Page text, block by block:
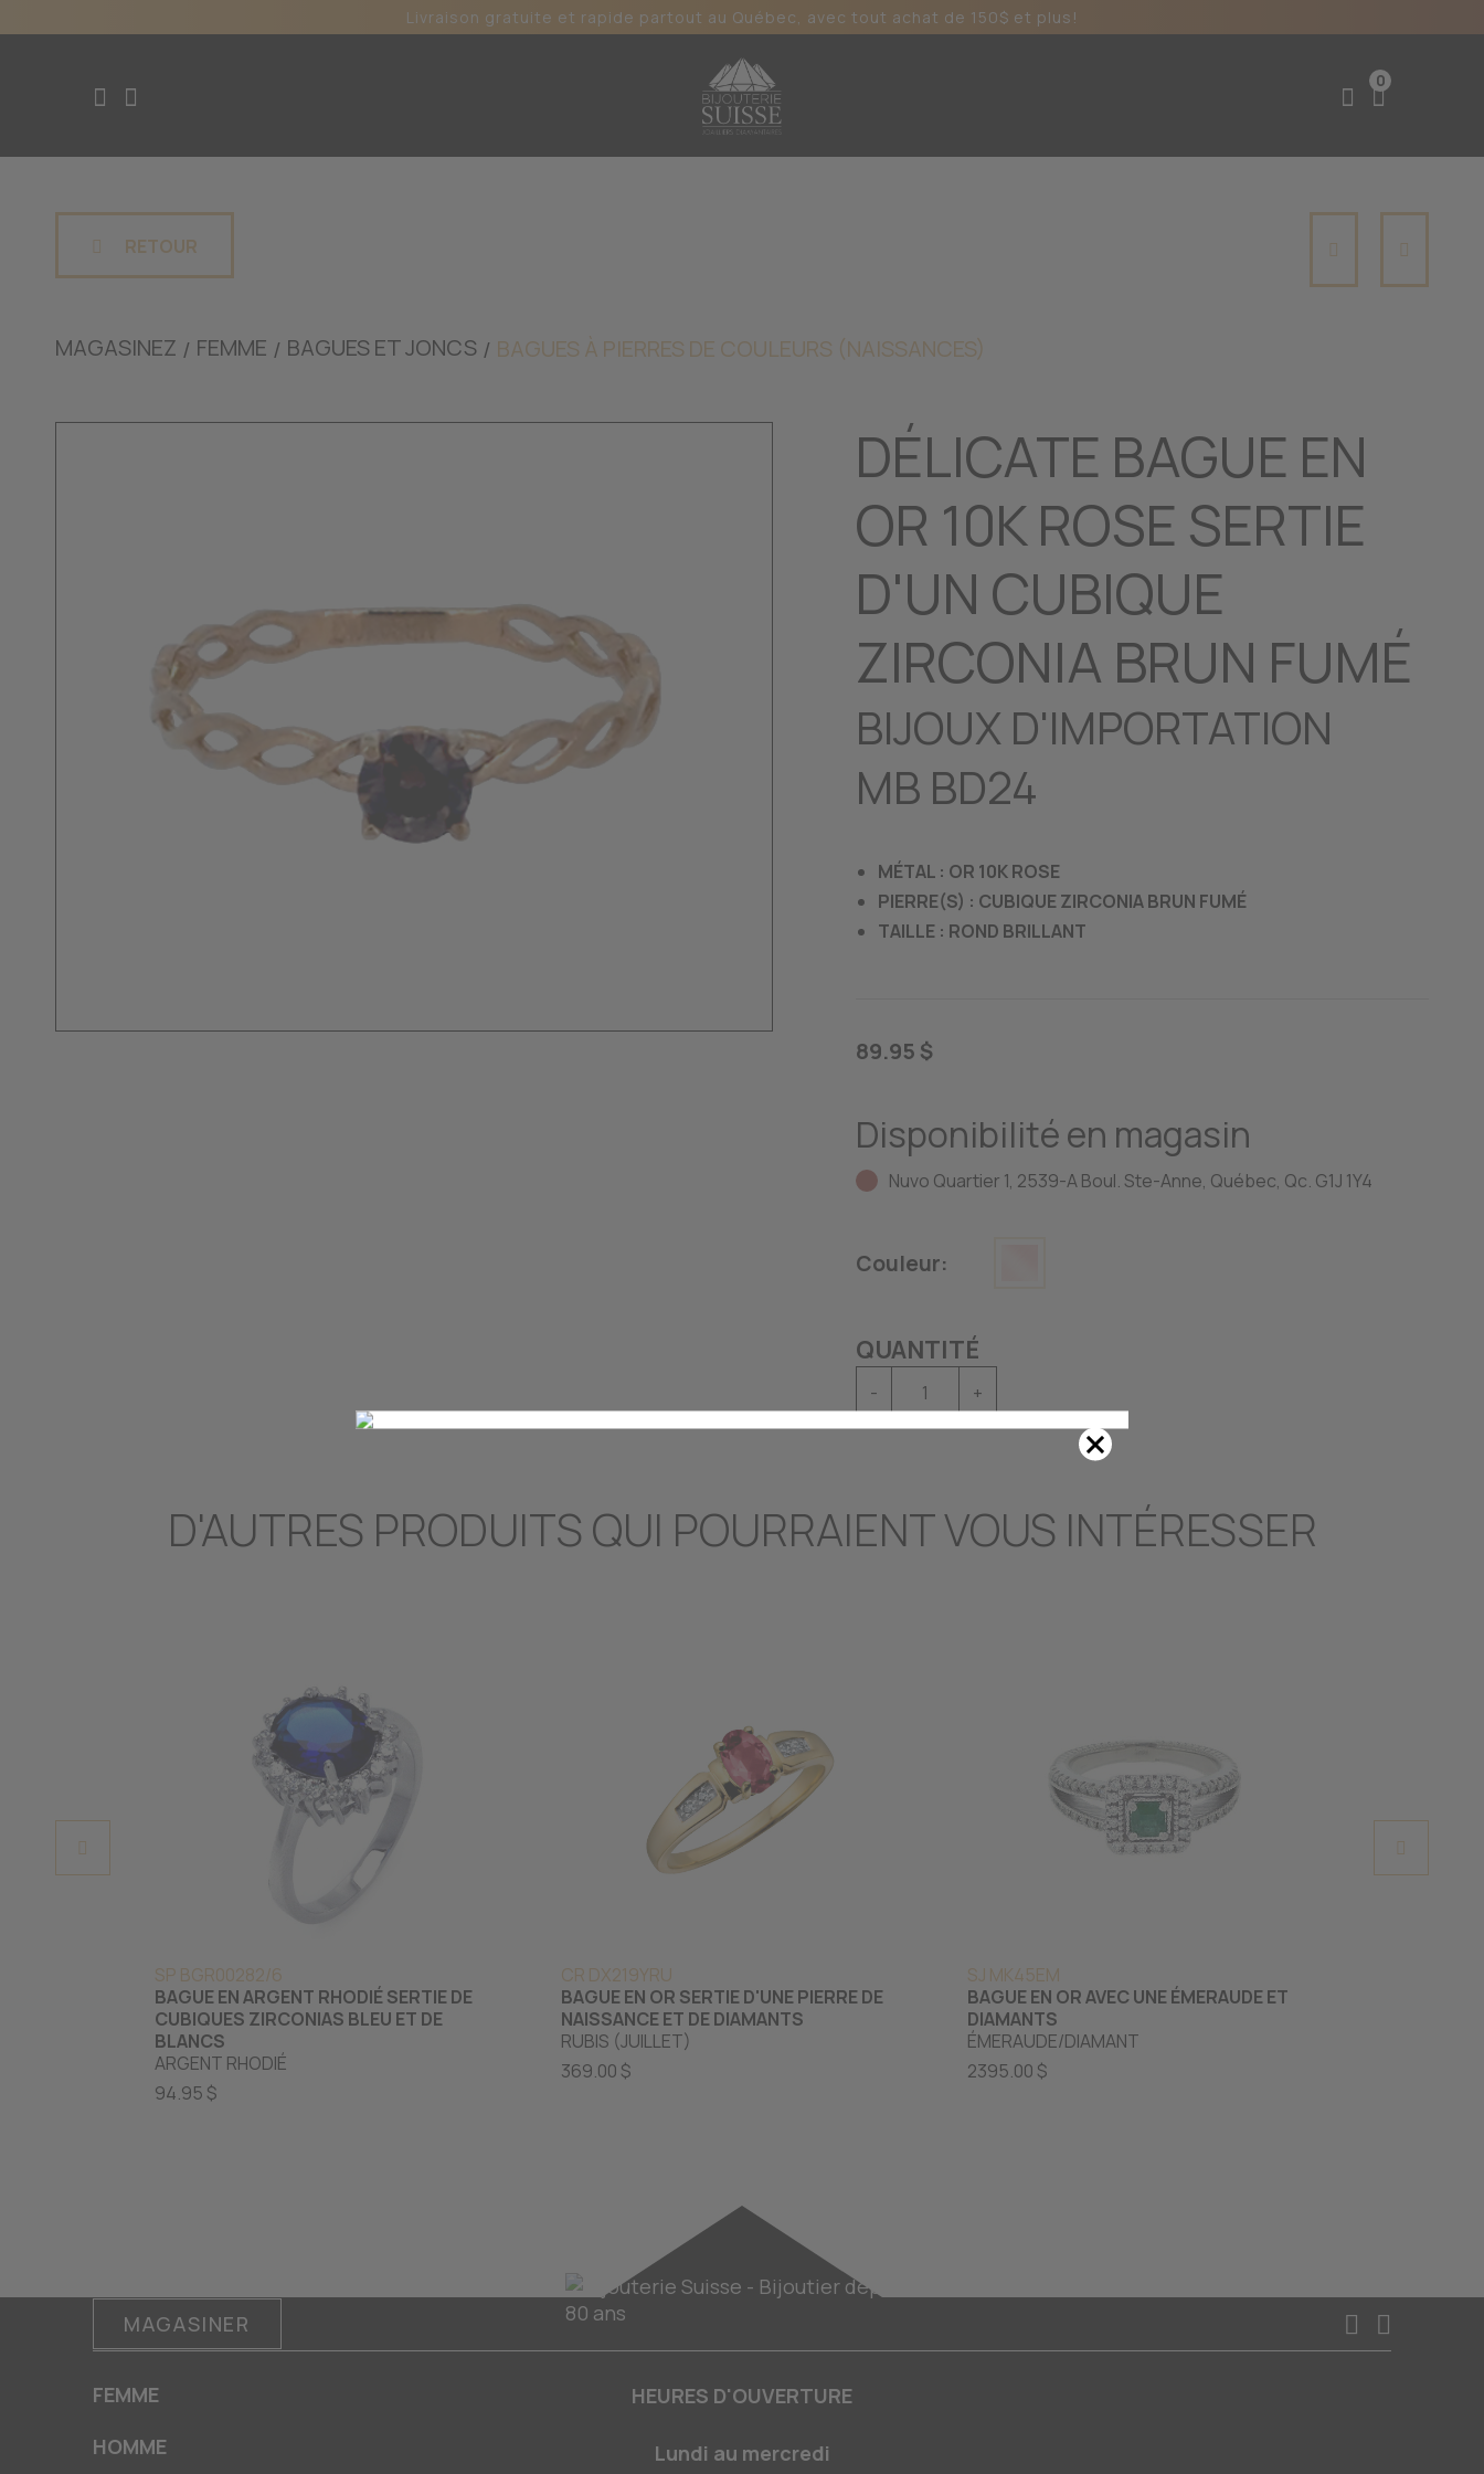
Livraison gratuite et rapide partout au Québec, avec tout achat de 150$ et plus!
0
RETOUR
MAGASINEZ FEMME BAGUES ET JONCS BAGUES À PIERRES DE COULEURS (NAISSANCES)
DÉLICATE BAGUE EN
OR 10K ROSE SERTIE
D'UN CUBIQUE
ZIRCONIA BRUN FUMÉ
BIJOUX D'IMPORTATION
MB BD24
MÉTAL : OR 10K ROSE
PIERRE(S) : CUBIQUE ZIRCONIA BRUN FUMÉ
TAILLE : ROND BRILLANT
89.95 $
Disponibilité en magasin
Nuvo Quartier 1, 2539-A Boul. Ste-Anne, Québec, Qc. G1J 1Y4
Couleur:
QUANTITÉ
- +
D'AUTRES PRODUITS QUI POURRAIENT VOUS INTÉRESSER
SP BGR00282/6
BAGUE EN ARGENT RHODIÉ SERTIE DE
CUBIQUES ZIRCONIAS BLEU ET DE
BLANCS
ARGENT RHODIÉ
94.95 $
CR DX219YRU
BAGUE EN OR SERTIE D'UNE PIERRE DE
NAISSANCE ET DE DIAMANTS
RUBIS (JUILLET)
369.00 $
SJ MK45EM
BAGUE EN OR AVEC UNE ÉMERAUDE ET
DIAMANTS
ÉMERAUDE/DIAMANT
2395.00 $
MAGASINER
FEMME
HOMME
HEURES D'OUVERTURE
Lundi au mercredi